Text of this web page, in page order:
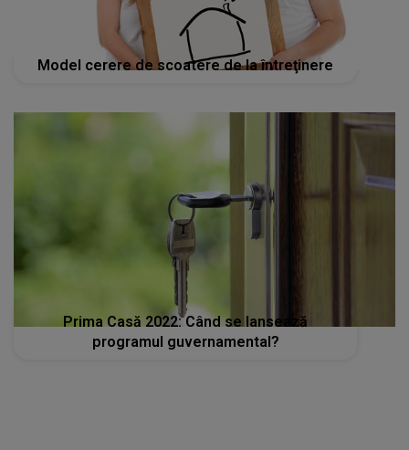
Model cerere de scoatere de la întreţinere
Prima Casă 2022: Când se lansează
programul guvernamental?